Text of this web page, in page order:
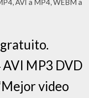
AVI a MP4, WEBM a
MP3 DVD
video